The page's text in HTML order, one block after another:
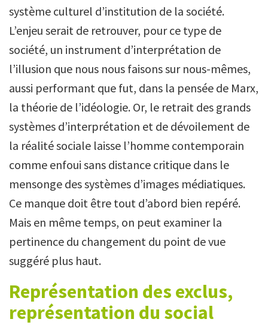
système culturel d’institution de la société.
L’enjeu serait de retrouver, pour ce type de
société, un instrument d’interprétation de
l’illusion que nous nous faisons sur nous-mêmes,
aussi performant que fut, dans la pensée de Marx,
la théorie de l’idéologie. Or, le retrait des grands
systèmes d’interprétation et de dévoilement de
la réalité sociale laisse l’homme contemporain
comme enfoui sans distance critique dans le
mensonge des systèmes d’images médiatiques.
Ce manque doit être tout d’abord bien repéré.
Mais en même temps, on peut examiner la
pertinence du changement du point de vue
suggéré plus haut.
Représentation des exclus,
représentation du social